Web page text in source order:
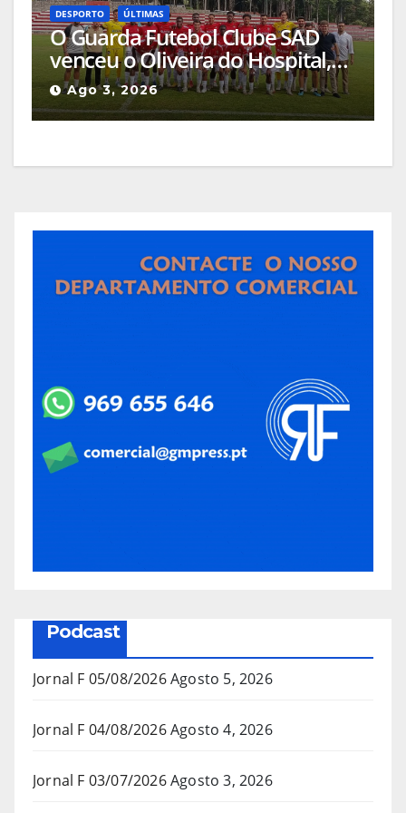
DESPORTO ÚLTIMAS
O Guarda Futebol Clube SAD
venceu o Oliveira do Hospital,
por 1-0, naquele que foi o jogo
de apresentação
Ago 3, 2026
Podcast
Jornal F 05/08/2026Agosto 5, 2026
Jornal F 04/08/2026Agosto 4, 2026
Jornal F 03/07/2026Agosto 3, 2026